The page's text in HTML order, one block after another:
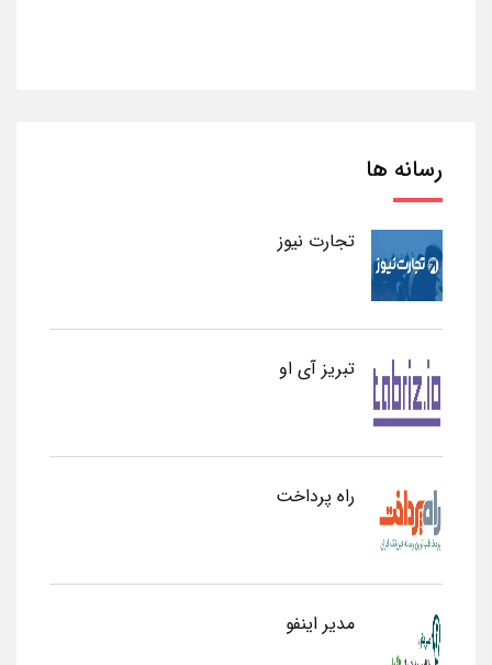
رسانه ها
تجارت نیوز
تبریز آی او
راه پرداخت
مدیر اینفو